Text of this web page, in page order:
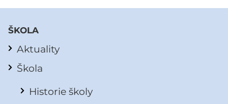
ŠKOLA
Aktuality
Škola
Historie školy